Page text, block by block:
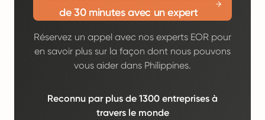
de 30 minutes avec un expert
Réservez un appel avec nos experts EOR pour
en savoir plus sur la façon dont nous pouvons
vous aider dans Philippines.
Reconnu par plus de 1300 entreprises à
travers le monde